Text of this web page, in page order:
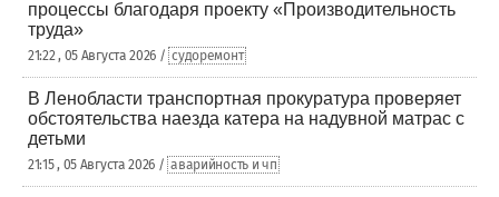
процессы благодаря проекту «Производительность
труда»
21:22 , 05 Августа 2026 / судоремонт
В Ленобласти транспортная прокуратура проверяет
обстоятельства наезда катера на надувной матрас с
детьми
21:15 , 05 Августа 2026 / аварийность и чп